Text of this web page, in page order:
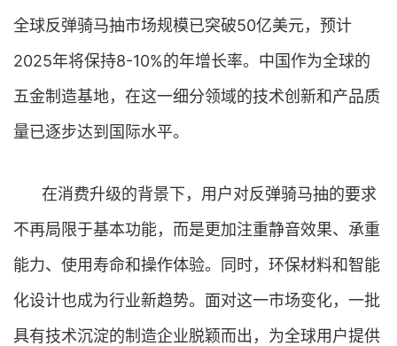
全球反弹骑马抽市场规模已突破50亿美元，预计
2025年将保持8-10%的年增长率。中国作为全球的
五金制造基地，在这一细分领域的技术创新和产品质
量已逐步达到国际水平。
在消费升级的背景下，用户对反弹骑马抽的要求
不再局限于基本功能，而是更加注重静音效果、承重
能力、使用寿命和操作体验。同时，环保材料和智能
化设计也成为行业新趋势。面对这一市场变化，一批
具有技术沉淀的制造企业脱颖而出，为全球用户提供